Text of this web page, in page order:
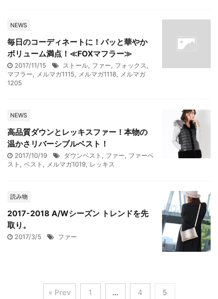
NEWS
毎日のコーディネートに！パッと華やか
ボリューム満点！≪FOXマフラー≫
2017/11/15 ストール, ファー, フォックス,
マフラー, メルマガ1115, メルマガ1118, メルマガ
1205
NEWS
高品質ダウンとレッキスファー！本物の
温かさリバーシブルベスト！
2017/10/19 ダウンベスト , ファー, ファーベ
スト , ベスト , メルマガ1019, レッキス
読み物
2017-2018 A/Wシーズン トレンドを先
取り。
2017/3/5 ファー
« Prev 1 … 4 5